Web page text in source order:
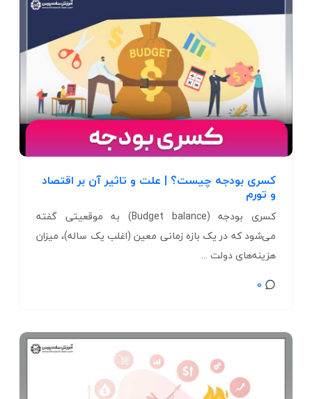
کسری بودجه چیست؟ | علت و تاثیر آن بر اقتصاد
و تورم
کسری بودجه (Budget balance) به موقعیتی گفته
می‌شود که در یک بازه زمانی معین (اغلب یک ساله)، میزان
هزینه‌های دولت ...
0